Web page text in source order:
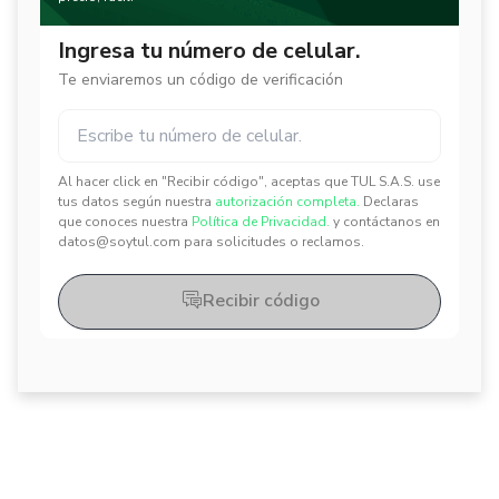
Ingresa tu número de celular.
Te enviaremos un código de verificación
Al hacer click en "Recibir código", aceptas que TUL S.A.S. use
tus datos según nuestra autorización completa. Declaras
que conoces nuestra Política de Privacidad. y contáctanos en
datos@soytul.com para solicitudes o reclamos.
✕
✕
Recibir código